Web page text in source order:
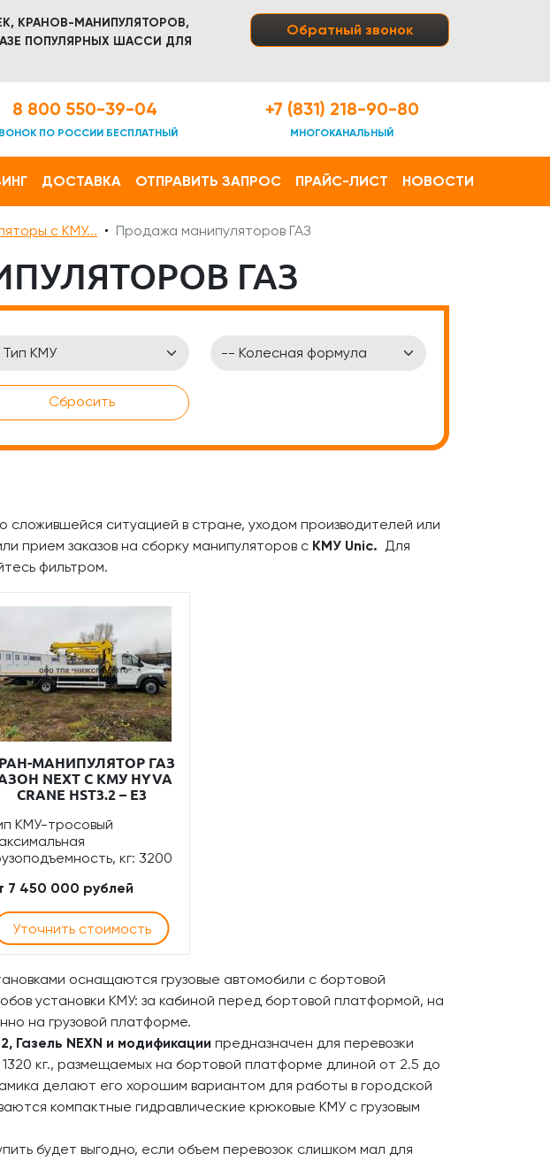
КРАНОВ-МАНИПУЛЯТОРОВ,
ПОПУЛЯРНЫХ ШАССИ ДЛЯ
Обратный звонок
8 800 550-39-04
ПО РОССИИ БЕСПЛАТНЫЙ
+7 (831) 218-90-80
МНОГОКАНАЛЬНЫЙ
ДОСТАВКА ОТПРАВИТЬ ЗАПРОС ПРАЙС-ЛИСТ НОВОСТИ
с КМУ... Продажа манипуляторов ГАЗ
ГАЗ
Сбросить
сложившейся ситуацией в стране, уходом производителей или
прием заказов на сборку манипуляторов с КМУ Unic. Для
фильтром.
МАНИПУЛЯТОР ГАЗ
NEXT С КМУ HYVA
CRANE HST3.2 – E3
КМУ-тросовый
кг: 3200
7 450 000 рублей
Уточнить стоимость
оснащаются грузовые автомобили с бортовой
установки КМУ: за кабиной перед бортовой платформой, на
на грузовой платформе.
Газель NEXN и модификации предназначен для перевозки
кг., размещаемых на бортовой платформе длиной от 2.5 до
делают его хорошим вариантом для работы в городской
компактные гидравлические крюковые КМУ с грузовым
будет выгодно, если объем перевозок слишком мал для